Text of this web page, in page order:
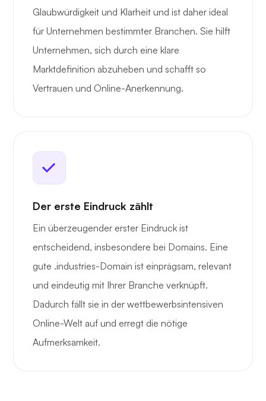
Glaubwürdigkeit und Klarheit und ist daher ideal
für Unternehmen bestimmter Branchen. Sie hilft
Unternehmen, sich durch eine klare
Marktdefinition abzuheben und schafft so
Vertrauen und Online-Anerkennung.
Der erste Eindruck zählt
Ein überzeugender erster Eindruck ist
entscheidend, insbesondere bei Domains. Eine
gute .industries-Domain ist einprägsam, relevant
und eindeutig mit Ihrer Branche verknüpft.
Dadurch fällt sie in der wettbewerbsintensiven
Online-Welt auf und erregt die nötige
Aufmerksamkeit.